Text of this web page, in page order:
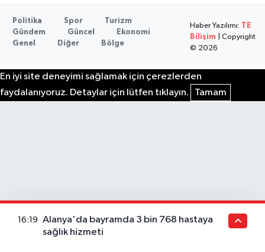
Politika Spor
Turizm
Gündem
Güncel
Ekonomi
Genel
Diğer Bölge
Haber Yazılımı:
TE
Bilişim | Copyright
© 2026
En iyi site deneyimi sağlamak için çerezlerden
faydalanıyoruz. Detaylar için lütfen tıklayın.
Tamam
16:19
Alanya'da bayramda 3 bin 768 hastaya
sağlık hizmeti